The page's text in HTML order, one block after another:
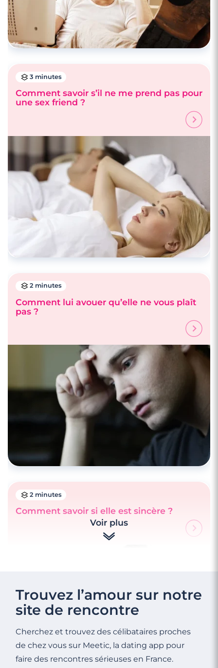
3 minutes
Comment savoir s’il ne me prend pas pour
une sex friend ?
2 minutes
Comment lui avouer qu’elle ne vous plaît
pas ?
2 minutes
Comment savoir si elle est sincère ?
Voir plus
Trouvez l’amour sur notre
site de rencontre
Cherchez et trouvez des célibataires proches
de chez vous sur Meetic, la dating app pour
faire des rencontres sérieuses en France.